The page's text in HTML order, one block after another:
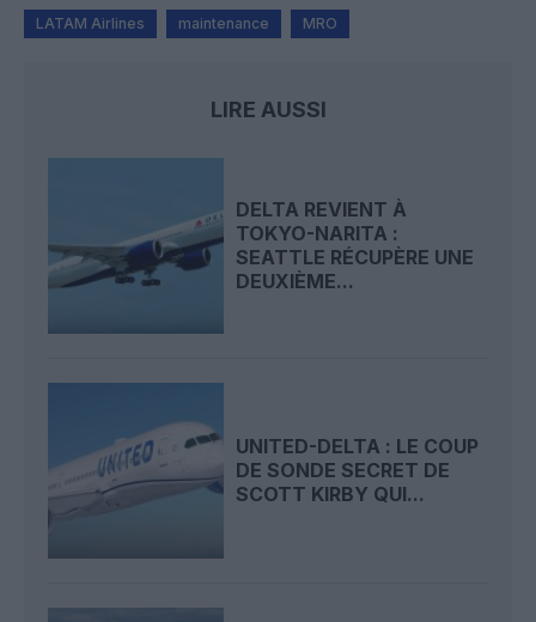
LATAM Airlines maintenance MRO
LIRE AUSSI
DELTA REVIENT À
TOKYO-NARITA :
SEATTLE RÉCUPÈRE UNE
DEUXIÈME...
UNITED-DELTA : LE COUP
DE SONDE SECRET DE
SCOTT KIRBY QUI...